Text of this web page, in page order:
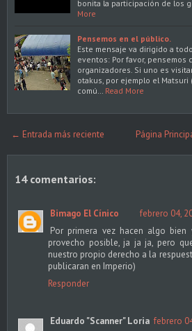
bonita la participación de los
More
Pensemos en el público.
Este mensaje va dirigido a
eventos: Por favor, pensemos
organizadores. Si uno es
otakus, por ejemplo el
comú…
Read More
← Entrada más reciente Página
14 comentarios:
Bimago El Cínico
febrero 04,
Por primera vez hacen algo
provecho posible, ja ja ja, pero
nuestro propio derecho a la
publicaran en Imperio)
Responder
Eduardo "Scanner" Loria febrero